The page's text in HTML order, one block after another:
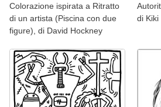
Colorazione ispirata a Ritratto
di un artista (Piscina con due
figure), di David Hockney
di Kiki